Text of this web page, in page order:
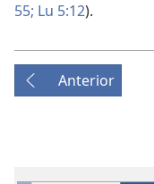
55; Lu 5:12).
Anterior